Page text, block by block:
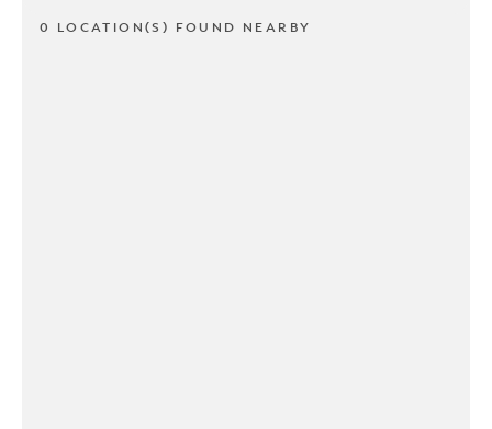
0 LOCATION(S) FOUND NEARBY